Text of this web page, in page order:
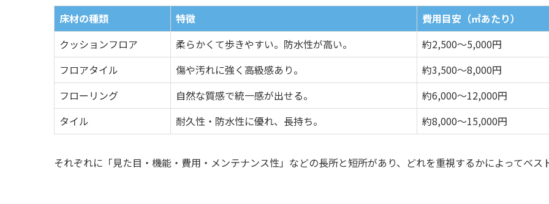
床材の種類 特徴 費用目安（㎡あたり）
クッションフロア
柔らかくて歩きやすい。防水性が高い。 約2,500〜5,000円
フロアタイル
傷や汚れに強く高級感あり。 約3,500〜8,000円
フローリング
自然な質感で統一感が出せる。 約6,000〜12,000円
タイル
耐久性・防水性に優れ、長持ち。 約8,000〜15,000円
それぞれに「見た目・機能・費用・メンテナンス性」などの長所と短所があり、どれを重視するかによってベス